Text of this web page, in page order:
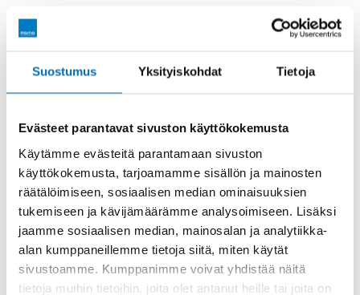
Suostumus Yksityiskohdat Tietoja
Evästeet parantavat sivuston käyttökokemusta
Käytämme evästeitä parantamaan sivuston
käyttökokemusta, tarjoamamme sisällön ja mainosten
räätälöimiseen, sosiaalisen median ominaisuuksien
tukemiseen ja kävijämäärämme analysoimiseen. Lisäksi
jaamme sosiaalisen median, mainosalan ja analytiikka-
alan kumppaneillemme tietoja siitä, miten käytät
sivustoamme. Kumppanimme voivat yhdistää näitä
tietoja muihin tietoihin, joita olet antanut heille tai joita on
Räätälöi itsellesi sopiva rahoitus
Rahoitusaika (kk)
Käsiraha tai vaihtoauto (€)